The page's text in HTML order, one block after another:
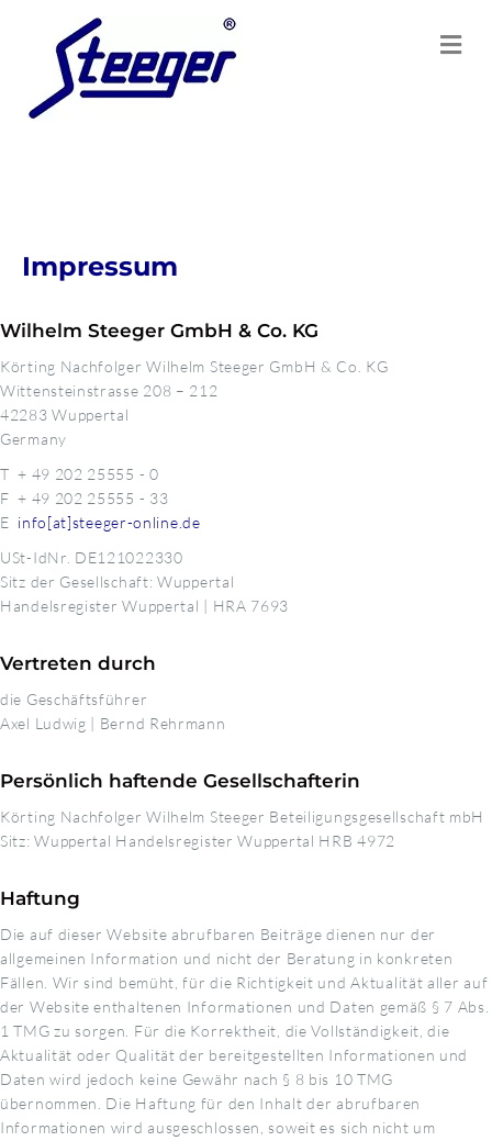
Impressum
Wilhelm Steeger GmbH & Co. KG
Körting Nachfolger Wilhelm Steeger GmbH & Co. KG
Wittensteinstrasse 208 – 212
42283 Wuppertal
Germany
T + 49 202 25555 - 0
F + 49 202 25555 - 33
E info[at]steeger-online.de
USt-IdNr. DE121022330
Sitz der Gesellschaft: Wuppertal
Handelsregister Wuppertal | HRA 7693
Vertreten durch
die Geschäftsführer
Axel Ludwig | Bernd Rehrmann
Persönlich haftende Gesellschafterin
Körting Nachfolger Wilhelm Steeger Beteiligungsgesellschaft mbH
Sitz: Wuppertal Handelsregister Wuppertal HRB 4972
Haftung
Die auf dieser Website abrufbaren Beiträge dienen nur der
allgemeinen Information und nicht der Beratung in konkreten
Fällen. Wir sind bemüht, für die Richtigkeit und Aktualität aller auf
der Website enthaltenen Informationen und Daten gemäß § 7 Abs.
1 TMG zu sorgen. Für die Korrektheit, die Vollständigkeit, die
Aktualität oder Qualität der bereitgestellten Informationen und
Daten wird jedoch keine Gewähr nach § 8 bis 10 TMG
übernommen. Die Haftung für den Inhalt der abrufbaren
Informationen wird ausgeschlossen, soweit es sich nicht um